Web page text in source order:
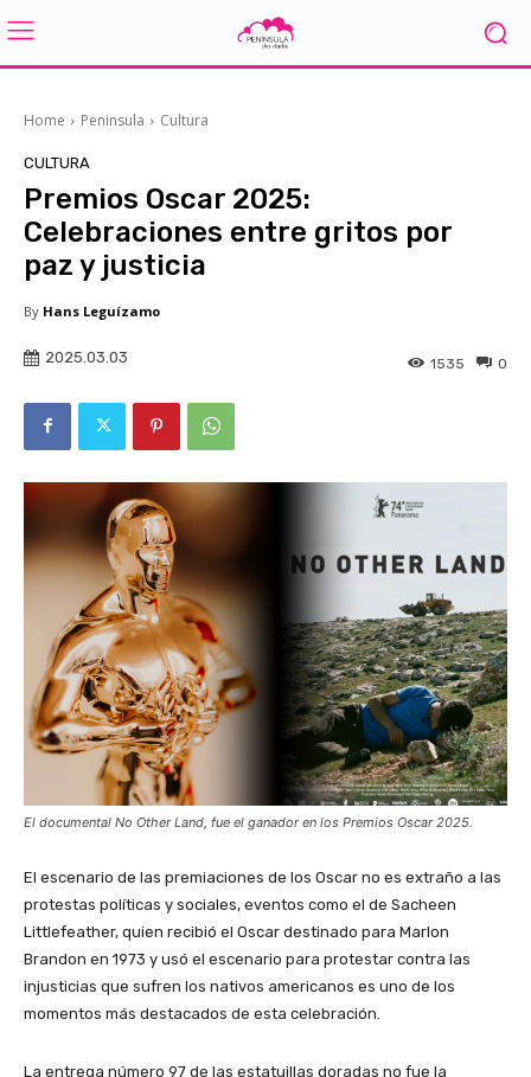
Home Peninsula Cultura
CULTURA
Premios Oscar 2025:
Celebraciones entre gritos por
paz y justicia
By Hans Leguízamo
2025.03.03 0
1535
El documental No Other Land, fue el ganador en los Premios Oscar 2025.
El escenario de las premiaciones de los Oscar no es extraño a las
protestas políticas y sociales, eventos como el de Sacheen
Littlefeather, quien recibió el Oscar destinado para Marlon
Brandon en 1973 y usó el escenario para protestar contra las
injusticias que sufren los nativos americanos es uno de los
momentos más destacados de esta celebración.
La entrega número 97 de las estatuillas doradas no fue la